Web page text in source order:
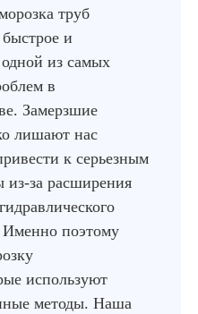
труб
и
из самых
в
Замерзшие
лишают нас
к серьезным
из-за расширения
Именно поэтому
используют
методы. Наша